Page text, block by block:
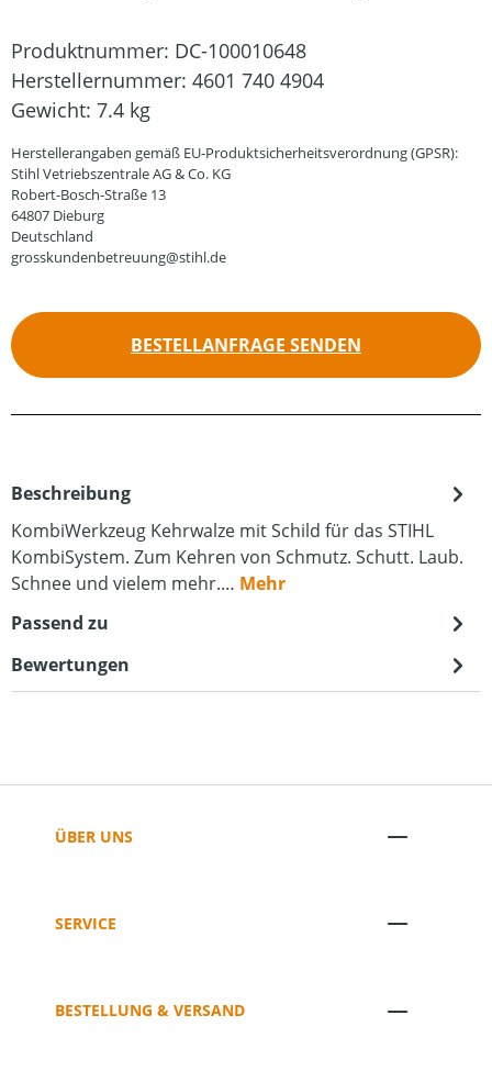
Produktnummer: DC-100010648
Herstellernummer: 4601 740 4904
Gewicht: 7.4 kg
Herstellerangaben gemäß EU-Produktsicherheitsverordnung (GPSR):
Stihl Vetriebszentrale AG & Co. KG
Robert-Bosch-Straße 13
64807 Dieburg
Deutschland
grosskundenbetreuung@stihl.de
BESTELLANFRAGE SENDEN
Beschreibung
KombiWerkzeug Kehrwalze mit Schild für das STIHL
KombiSystem. Zum Kehren von Schmutz. Schutt. Laub.
Schnee und vielem mehr.… Mehr
Passend zu
Bewertungen
ÜBER UNS
SERVICE
BESTELLUNG & VERSAND